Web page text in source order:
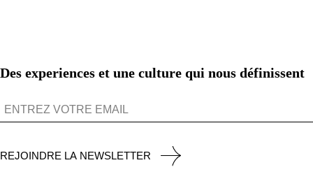
Des experiences et une culture qui nous définissent
REJOINDRE LA NEWSLETTER